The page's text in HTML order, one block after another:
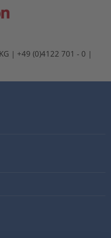
| +49 (0)4122 701 - 0 |